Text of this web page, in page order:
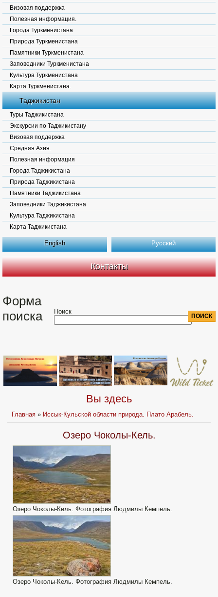
Визовая поддержка
Полезная информация.
Города Туркменистана
Природа Туркменистана
Памятники Туркменистана
Заповедники Туркменистана
Культура Туркменистана
Карта Туркменистана.
Таджикистан
Туры Таджикистана
Экскурсии по Таджикистану
Визовая поддержка
Средняя Азия.
Полезная информация
Города Таджикистана
Природа Таджикистана
Памятники Таджикистана
Заповедники Таджикистана
Культура Таджикистана
Карта Таджикистана
English Русский
Контакты
Форма
поиска
Поиск
Вы здесь
Главная » Иссык-Кульской области природа. Плато Арабель.
Озеро Чоколы-Кель.
Озеро Чоколы-Кель. Фотография Людмилы Кемпель.
Озеро Чоколы-Кель. Фотография Людмилы Кемпель.